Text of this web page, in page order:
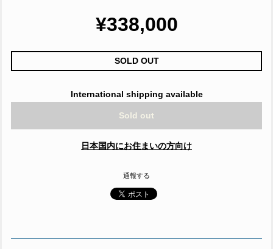
¥338,000
SOLD OUT
International shipping available
Sold out
日本国内にお住まいの方向け
通報する